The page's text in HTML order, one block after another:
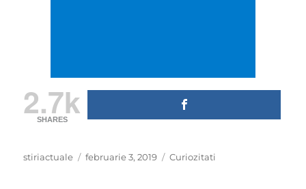
2.7k
SHARES
Author
stiriactuale
Posted
februarie 3, 2019 Categories
Curiozitati